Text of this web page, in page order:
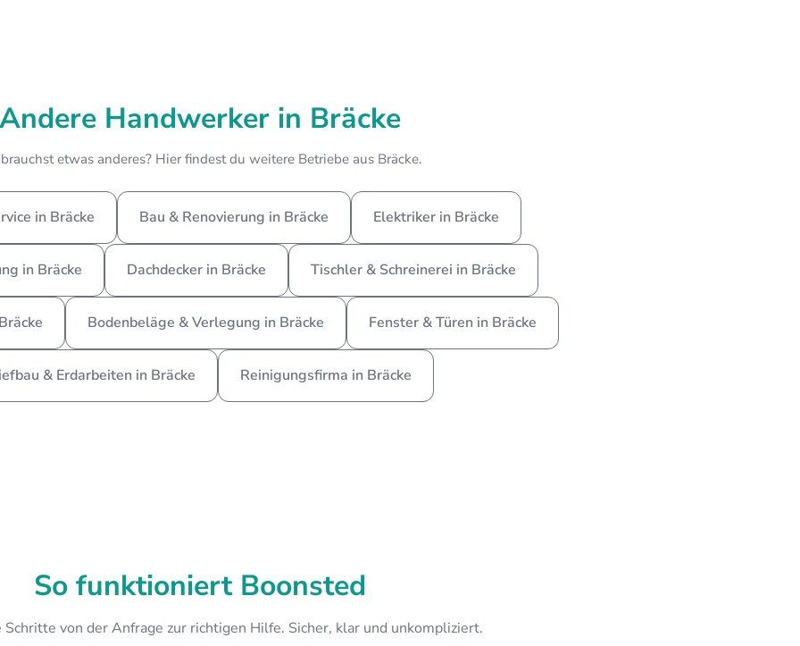
Andere Handwerker in Bräcke
etwas anderes? Hier findest du weitere Betriebe aus Bräcke.
in Bräcke Bau & Renovierung in Bräcke Elektriker in Bräcke
in Bräcke Dachdecker in Bräcke Tischler & Schreinerei in Bräcke
Bodenbeläge & Verlegung in Bräcke Fenster & Türen in Bräcke
& Erdarbeiten in Bräcke Reinigungsfirma in Bräcke
So funktioniert Boonsted
Schritte von der Anfrage zur richtigen Hilfe. Sicher, klar und unkompliziert.